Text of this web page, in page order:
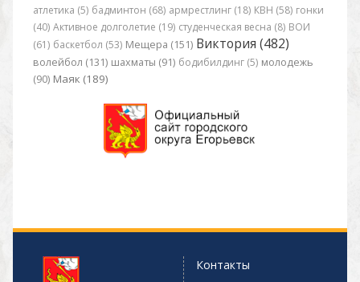
атлетика (5) бадминтон (68) армрестлинг (18) КВН (58) гонки
(40) Активное долголетие (19) студенческая весна (8) ВОИ
(61) баскетбол (53) Мещера (151) Виктория (482)
волейбол (131) шахматы (91) бодибилдинг (5) молодежь
(90) Маяк (189)
Контакты